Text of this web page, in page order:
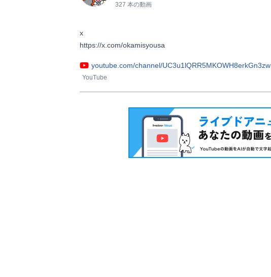
327 本の動画
x
https://x.com/okamisyousa
youtube.com/channel/UC3u1lQRR5MKOWH8erkGn3zw
YouTube